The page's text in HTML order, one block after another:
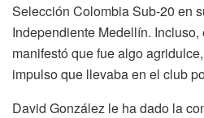
Selección Colombia Sub-20 en
Independiente Medellín.
manifestó que fue algo
impulso que llevaba en el club
David González le ha dado la